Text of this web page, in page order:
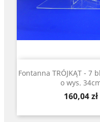
Fontanna TRÓJKĄT - 7
o wys.
Cena
160,04 zł